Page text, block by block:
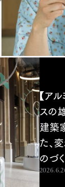
【ア
スの雄
建築
た、
のづ